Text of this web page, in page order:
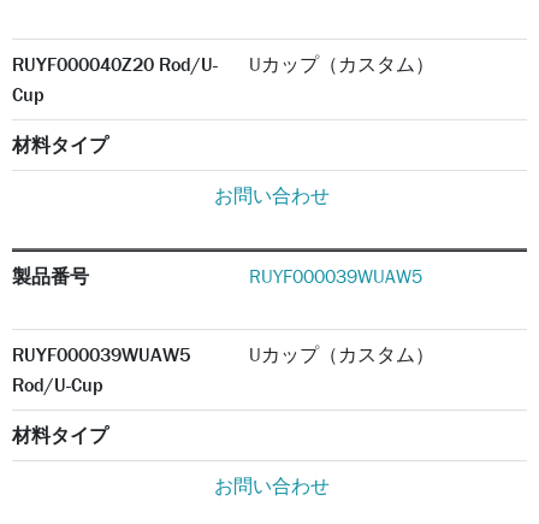
RUYF000040Z20 Rod/U-
Cup
Uカップ（カスタム）
材料タイプ
お問い合わせ
製品番号 RUYF000039WUAW5
RUYF000039WUAW5
Rod/U-Cup
Uカップ（カスタム）
材料タイプ
お問い合わせ